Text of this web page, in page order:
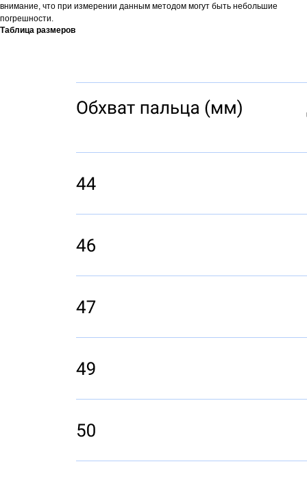
внимание, что при измерении данным методом могут быть небольшие
погрешности.
Таблица размеров